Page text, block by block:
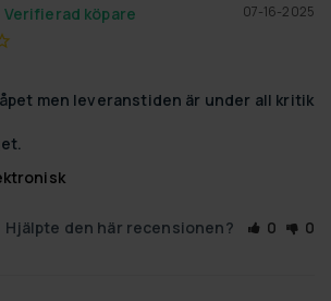
07-16-2025
men leveranstiden är under all kritik
Hjälpte den här recensionen? 0 0